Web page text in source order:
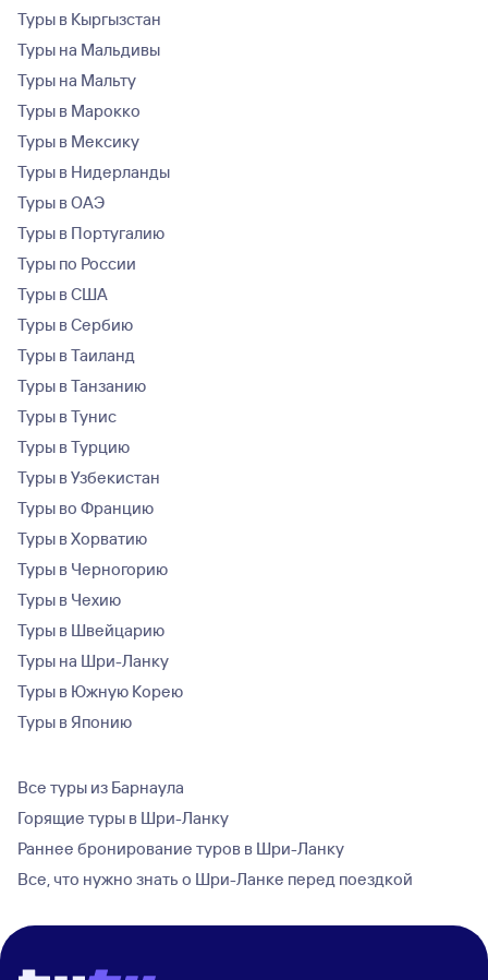
Туры в Кыргызстан
Туры на Мальдивы
Туры на Мальту
Туры в Марокко
Туры в Мексику
Туры в Нидерланды
Туры в ОАЭ
Туры в Португалию
Туры по России
Туры в США
Туры в Сербию
Туры в Таиланд
Туры в Танзанию
Туры в Тунис
Туры в Турцию
Туры в Узбекистан
Туры во Францию
Туры в Хорватию
Туры в Черногорию
Туры в Чехию
Туры в Швейцарию
Туры на Шри-Ланку
Туры в Южную Корею
Туры в Японию
Все туры из Барнаула
Горящие туры в Шри-Ланку
Раннее бронирование туров в Шри-Ланку
Все, что нужно знать о Шри-Ланке перед поездкой